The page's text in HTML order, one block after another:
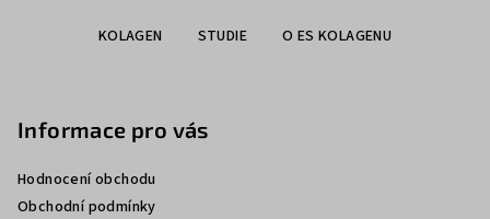
KOLAGEN STUDIE O ES KOLAGENU
Informace pro vás
Hodnocení obchodu
Obchodní podmínky